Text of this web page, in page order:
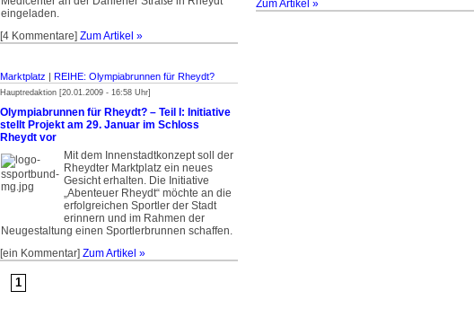
eingeladen.
[4 Kommentare] Zum Artikel »
Zum Artikel »
Marktplatz | REIHE: Olympiabrunnen für Rheydt?
Hauptredaktion [20.01.2009 - 16:58 Uhr]
Olympiabrunnen für Rheydt? – Teil I: Initiative
stellt Projekt am 29. Januar im Schloss
Rheydt vor
Mit dem Innenstadtkonzept soll der
Rheydter Marktplatz ein neues
Gesicht erhalten. Die Initiative
„Abenteuer Rheydt“ möchte an die
erfolgreichen Sportler der Stadt
erinnern und im Rahmen der
Neugestaltung einen Sportlerbrunnen schaffen.
[ein Kommentar] Zum Artikel »
1